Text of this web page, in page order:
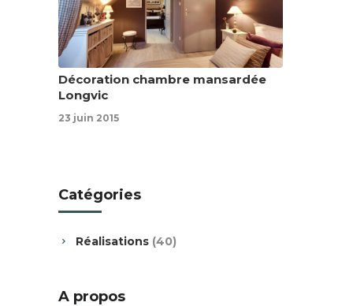
Décoration chambre mansardée
Longvic
23 juin 2015
Catégories
Réalisations (40)
A propos